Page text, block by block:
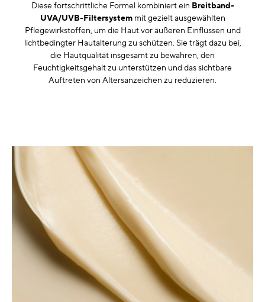
Diese fortschrittliche Formel kombiniert ein Breitband-
UVA/UVB-Filtersystemmit gezielt ausgewählten
Pflegewirkstoffen, um die Haut vor äußeren Einflüssen und
lichtbedingter Hautalterung zu schützen. Sie trägt dazu bei,
die Hautqualität insgesamt zu bewahren, den
Feuchtigkeitsgehalt zu unterstützen und das sichtbare
Auftreten von Altersanzeichen zu reduzieren.